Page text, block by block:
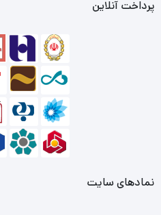
پرداخت آنلاین
نمادهای سایت